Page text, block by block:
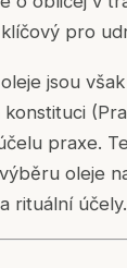
pro
jsou
konstituci
praxe.
oleje
rituální účely.